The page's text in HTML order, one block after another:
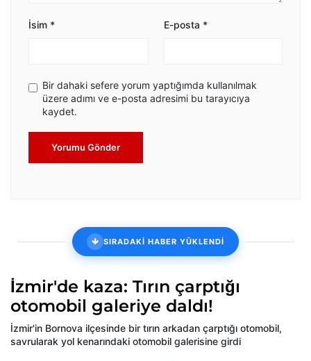
İsim * E-posta *
Bir dahaki sefere yorum yaptığımda kullanılmak
üzere adımı ve e-posta adresimi bu tarayıcıya
kaydet.
Yorumu Gönder
SIRADAKİ HABER YÜKLENDİ
İzmir'de kaza: Tırın çarptığı
otomobil galeriye daldı!
İzmir'in Bornova ilçesinde bir tırın arkadan çarptığı otomobil,
savrularak yol kenarındaki otomobil galerisine girdi